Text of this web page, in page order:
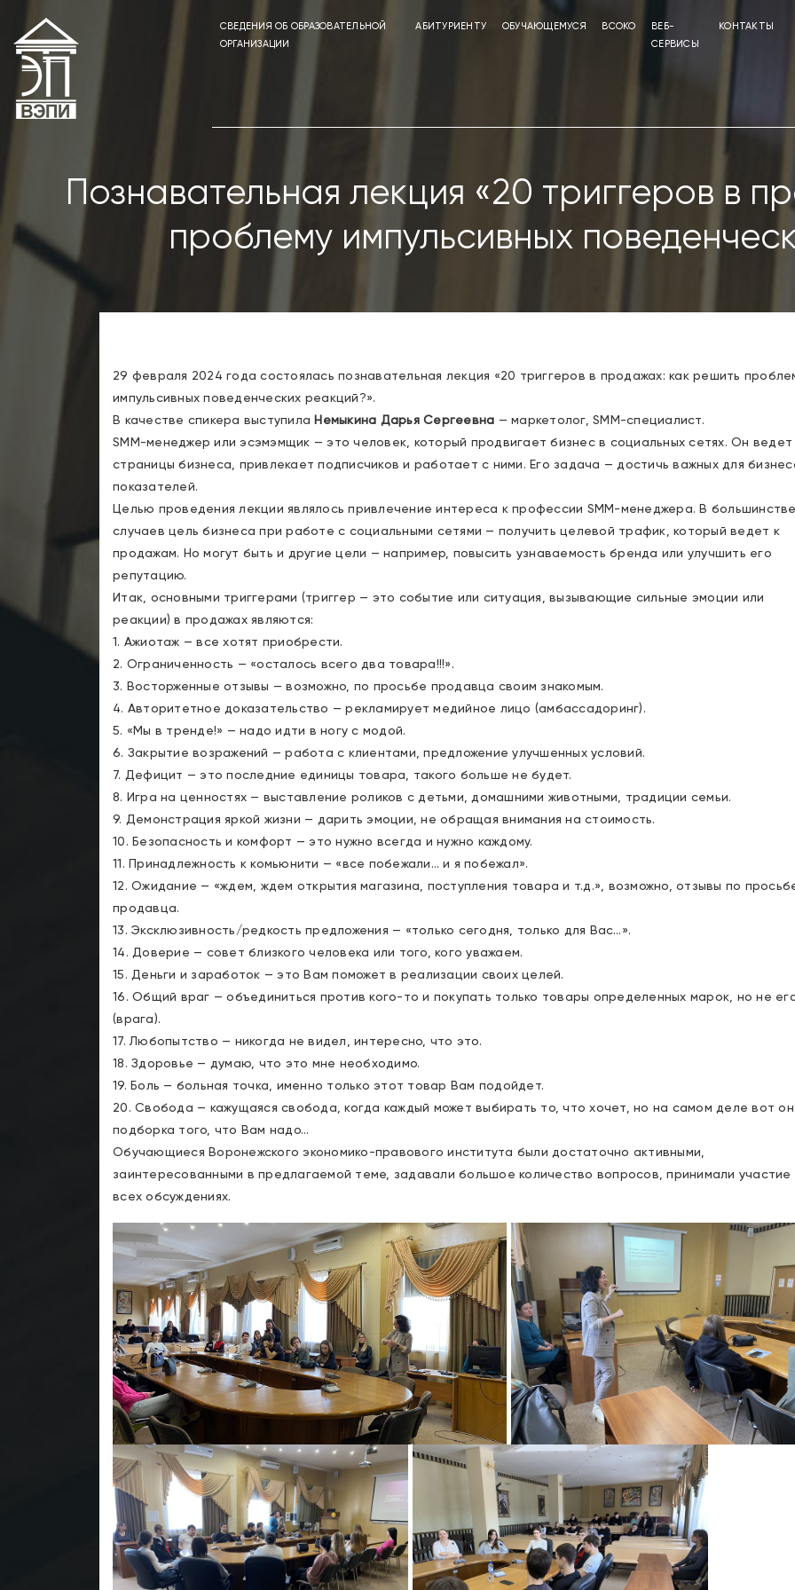
СВЕДЕНИЯ ОБ ОБРАЗОВАТЕЛЬНОЙ
ОРГАНИЗАЦИИ
АБИТУРИЕНТУ ОБУЧАЮЩЕМУСЯ ВСОКО
ВЕБ-
СЕРВИСЫ
КОНТАКТЫ
Познавательная лекция «20 триггеров в
проблему импульсивных
29 февраля 2024 года состоялась познавательная лекция «20 триггеров в продажах: как решить
импульсивных поведенческих реакций?».
В качестве спикера выступила Немыкина Дарья Сергеевна — маркетолог, SMM-специалист.
SMM-менеджер или эсэмэмщик — это человек, который продвигает бизнес в социальных сетях. Он ведет
страницы бизнеса, привлекает подписчиков и работает с ними. Его задача — достичь важных для
показателей.
Целью проведения лекции являлось привлечение интереса к профессии SMM-менеджера. В
случаев цель бизнеса при работе с социальными сетями — получить целевой трафик, который ведет к
продажам. Но могут быть и другие цели — например, повысить узнаваемость бренда или улучшить его
репутацию.
Итак, основными триггерами (триггер — это событие или ситуация, вызывающие сильные эмоции или
реакции) в продажах являются:
1. Ажиотаж — все хотят приобрести.
2. Ограниченность — «осталось всего два товара!!!».
3. Восторженные отзывы — возможно, по просьбе продавца своим знакомым.
4. Авторитетное доказательство — рекламирует медийное лицо (амбассадоринг).
5. «Мы в тренде!» — надо идти в ногу с модой.
6. Закрытие возражений — работа с клиентами, предложение улучшенных условий.
7. Дефицит — это последние единицы товара, такого больше не будет.
8. Игра на ценностях — выставление роликов с детьми, домашними животными, традиции семьи.
9. Демонстрация яркой жизни — дарить эмоции, не обращая внимания на стоимость.
10. Безопасность и комфорт — это нужно всегда и нужно каждому.
11. Принадлежность к комьюнити — «все побежали… и я побежал».
12. Ожидание — «ждем, ждем открытия магазина, поступления товара и т.д.», возможно, отзывы по
продавца.
13. Эксклюзивность/редкость предложения — «только сегодня, только для Вас…».
14. Доверие — совет близкого человека или того, кого уважаем.
15. Деньги и заработок — это Вам поможет в реализации своих целей.
16. Общий враг — объединиться против кого-то и покупать только товары определенных марок, но не
(врага).
17. Любопытство — никогда не видел, интересно, что это.
18. Здоровье — думаю, что это мне необходимо.
19. Боль — больная точка, именно только этот товар Вам подойдет.
20. Свобода — кажущаяся свобода, когда каждый может выбирать то, что хочет, но на самом деле вот
подборка того, что Вам надо…
Обучающиеся Воронежского экономико-правового института были достаточно активными,
заинтересованными в предлагаемой теме, задавали большое количество вопросов, принимали участие
всех обсуждениях.